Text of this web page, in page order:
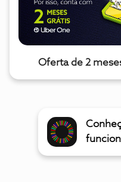
Oferta de 2